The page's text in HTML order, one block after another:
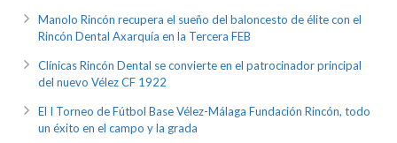
Manolo Rincón recupera el sueño del baloncesto de élite con el
Rincón Dental Axarquía en la Tercera FEB
Clínicas Rincón Dental se convierte en el patrocinador principal
del nuevo Vélez CF 1922
El I Torneo de Fútbol Base Vélez-Málaga Fundación Rincón, todo
un éxito en el campo y la grada